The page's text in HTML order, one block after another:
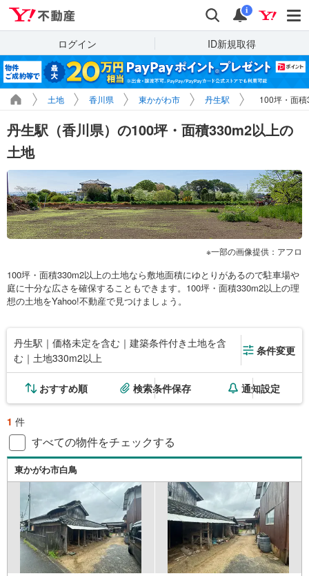
検索 通知
i
ログイン ID新規取得
土地 香川県 東かがわ市 丹生駅 100坪・面
丹生駅（香川県）の100坪・面積330m2以上の
土地
一部の画像提供：アフロ
100坪・面積330m2以上の土地なら敷地面積にゆとりがあるので駐車場や
庭に十分な広さを確保することもできます。100坪・面積330m2以上の理
想の土地をYahoo!不動産で見つけましょう。
丹生駅｜価格未定を含む｜建築条件付き土地を含
む｜土地330m2以上
条件変更
おすすめ順 検索条件保存 通知設定
1 件
すべての物件をチェックする
東かがわ市白鳥